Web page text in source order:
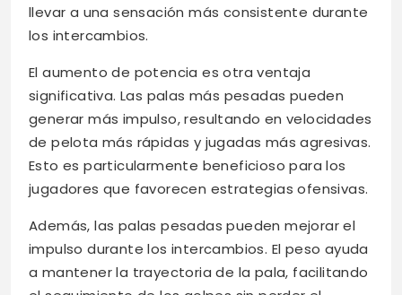
llevar a una sensación más consistente durante
los intercambios.
El aumento de potencia es otra ventaja
significativa. Las palas más pesadas pueden
generar más impulso, resultando en velocidades
de pelota más rápidas y jugadas más agresivas.
Esto es particularmente beneficioso para los
jugadores que favorecen estrategias ofensivas.
Además, las palas pesadas pueden mejorar el
impulso durante los intercambios. El peso ayuda
a mantener la trayectoria de la pala, facilitando